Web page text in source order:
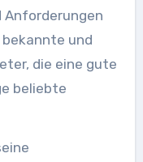
Anforderungen
und
die eine gute
beliebte